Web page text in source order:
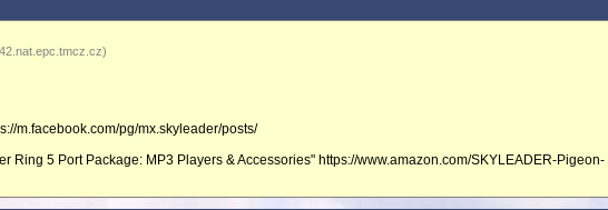
m.facebook.com/pg/mx.skyleader/posts/
Ring 5 Port Package: MP3 Players & Accessories" https://www.amazon.com/SKYLEADER-Pigeon-